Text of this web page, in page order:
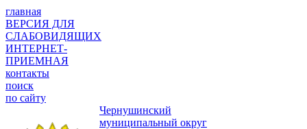
главная
ВЕРСИЯ ДЛЯ
СЛАБОВИДЯЩИХ
ИНТЕРНЕТ-
ПРИЕМНАЯ
контакты
поиск
по сайту
Чернушинский
муниципальный округ